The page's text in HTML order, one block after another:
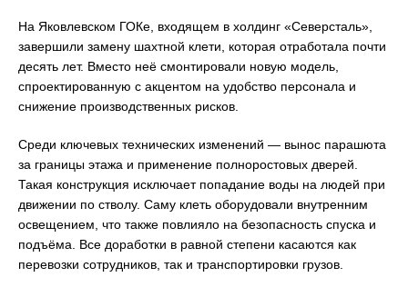
На Яковлевском ГОКе, входящем в холдинг «Северсталь»,
завершили замену шахтной клети, которая отработала почти
десять лет. Вместо неё смонтировали новую модель,
спроектированную с акцентом на удобство персонала и
снижение производственных рисков.
Среди ключевых технических изменений — вынос парашюта
за границы этажа и применение полноростовых дверей.
Такая конструкция исключает попадание воды на людей при
движении по стволу. Саму клеть оборудовали внутренним
освещением, что также повлияло на безопасность спуска и
подъёма. Все доработки в равной степени касаются как
перевозки сотрудников, так и транспортировки грузов.